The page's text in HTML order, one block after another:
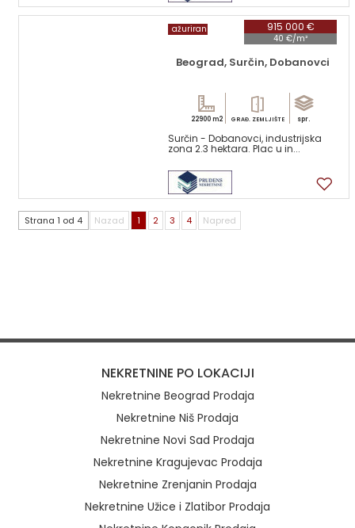
915 000 €
40 €/m²
ažuriran
Beograd, Surčin, Dobanovci
22900 m2 GRAĐ. ZEMLJIŠTE spr.
Surčin - Dobanovci, industrijska
zona 2.3 hektara. Plac u in...
Strana 1 od 4 Nazad 1 2 3 4 Napred
NEKRETNINE PO LOKACIJI
Nekretnine Beograd Prodaja
Nekretnine Niš Prodaja
Nekretnine Novi Sad Prodaja
Nekretnine Kragujevac Prodaja
Nekretnine Zrenjanin Prodaja
Nekretnine Užice i Zlatibor Prodaja